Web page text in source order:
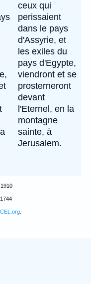
ceux qui
perissaient
dans le pays
d'Assyrie, et
les exiles du
pays d'Egypte,
viendront et se
prosterneront
devant
l'Eternel, en la
montagne
sainte, à
Jerusalem.